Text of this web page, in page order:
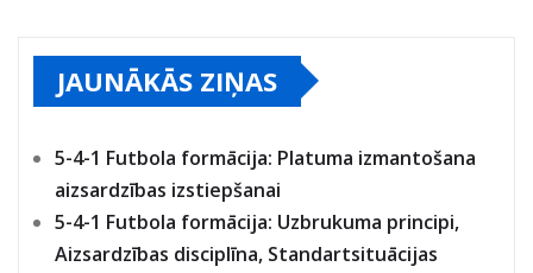
JAUNĀKĀS ZIŅAS
5-4-1 Futbola formācija: Platuma izmantošana
aizsardzības izstiepšanai
5-4-1 Futbola formācija: Uzbrukuma principi,
Aizsardzības disciplīna, Standartsituācijas